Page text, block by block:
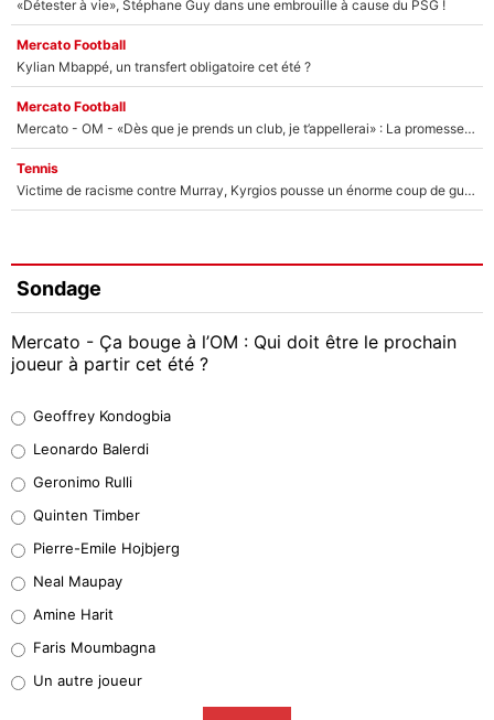
«Détester à vie», Stéphane Guy dans une embrouille à cause du PSG !
Mercato Football
Kylian Mbappé, un transfert obligatoire cet été ?
Mercato Football
Mercato - OM - «Dès que je prends un club, je t’appellerai» : La promesse de Marcelino au moment de claquer la porte
Tennis
Victime de racisme contre Murray, Kyrgios pousse un énorme coup de gueule !
Sondage
Mercato - Ça bouge à l’OM : Qui doit être le prochain
joueur à partir cet été ?
38%
32%
5%
1%
9%
Geoffrey Kondogbia
Leonardo Balerdi
Geronimo Rulli
Quinten Timber
Pierre-Emile Hojbjerg
Neal Maupay
Amine Harit
Faris Moumbagna
Un autre joueur